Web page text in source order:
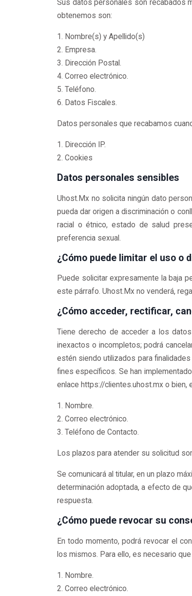
Sus datos personales son recabados
obtenemos son:
1. Nombre(s) y Apellido(s)
2. Empresa.
3. Dirección Postal.
4. Correo electrónico.
5. Teléfono.
6. Datos Fiscales.
Datos personales que recabamos
1. Dirección IP.
2. Cookies
Datos personales sensibles
Uhost.Mx no solicita ningún dato
pueda dar origen a discriminación o
racial o étnico, estado de salud
preferencia sexual.
¿Cómo puede limitar el uso o
Puede solicitar expresamente la baja
este párrafo. Uhost.Mx no venderá,
¿Cómo acceder, rectificar,
Tiene derecho de acceder a los
inexactos o incompletos; podrá
estén siendo utilizados para
fines específicos. Se han
enlace https://clientes.uhost.mx o bien,
1. Nombre.
2. Correo electrónico.
3. Teléfono de Contacto.
Los plazos para atender su solicitud
Se comunicará al titular, en un plazo
determinación adoptada, a efecto de
respuesta.
¿Cómo puede revocar su
En todo momento, podrá revocar el
los mismos. Para ello, es necesario
1. Nombre.
2. Correo electrónico.